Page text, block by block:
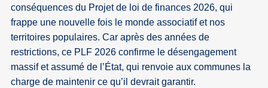
conséquences du Projet de loi de finances 2026, qui
frappe une nouvelle fois le monde associatif et nos
territoires populaires. Car après des années de
restrictions, ce PLF 2026 confirme le désengagement
massif et assumé de l’État, qui renvoie aux communes la
charge de maintenir ce qu’il devrait garantir.